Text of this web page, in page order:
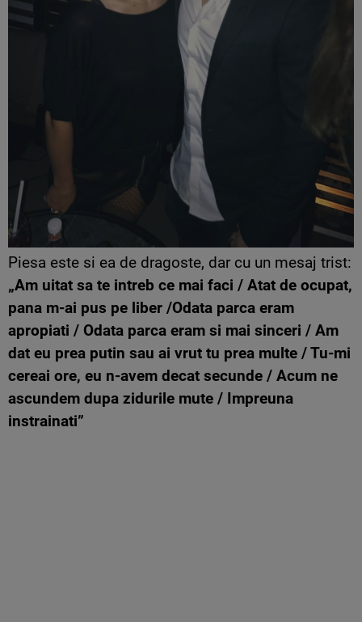
Piesa este si ea de dragoste, dar cu un mesaj trist:
„Am uitat sa te intreb ce mai faci / Atat de ocupat,
pana m-ai pus pe liber /Odata parca eram
apropiati / Odata parca eram si mai sinceri / Am
dat eu prea putin sau ai vrut tu prea multe / Tu-mi
cereai ore, eu n-avem decat secunde / Acum ne
ascundem dupa zidurile mute / Impreuna
instrainati”